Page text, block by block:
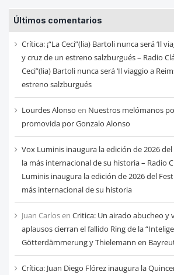
entradas
de
cada
mes
Últimos comentarios
Crítica: ¡“La Ceci”(lia) Bartoli nunca será ‘Il
y cruz de un estreno salzburgués – Radio
Ceci”(lia) Bartoli nunca será ‘Il viaggio a
estreno salzburgués
Lourdes Alonso en Nuestros melómanos
promovida por Gonzalo Alonso
Vox Luminis inaugura la edición de 2026 del
la más internacional de su historia – Radio
Luminis inaugura la edición de 2026 del
más internacional de su historia
Juan Carlosen Critica: Un airado abucheo y
aplausos cierran el fallido Ring de la
Götterdämmerung y Thielemann en
Crítica: Juan Diego Flórez inaugura la